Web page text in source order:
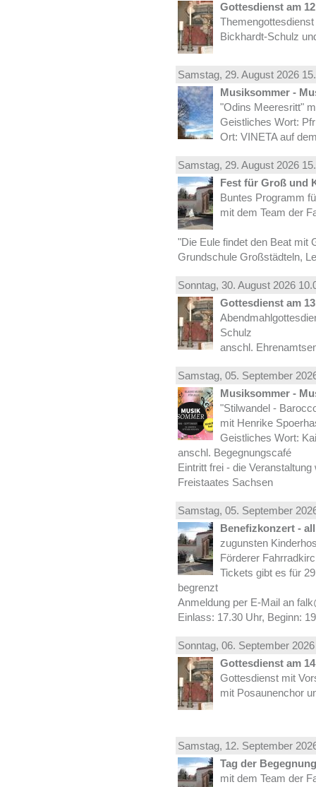
Gottesdienst am
Bickhardt-Schulz
Samstag, 29. August 2026
Musiksommer -
"Odins Meeresritt"
Geistliches Wort:
Ort: VINETA auf
Samstag, 29. August 2026
Fest für Groß und
Buntes Programm
mit dem Team der
"Die Eule findet den Beat mit
Grundschule Großstädteln,
Sonntag, 30. August 2026
Gottesdienst am
Schulz
anschl.
Samstag, 05. September
Musiksommer -
"Stilwandel -
mit Henrike
Geistliches Wort:
anschl. Begegnungscafé
Eintritt frei - die
Freistaates Sachsen
Samstag, 05. September
Benefizkonzert -
zugunsten
Förderer
Tickets gibt es für
begrenzt
Anmeldung per E-Mail an
Einlass: 17.30 Uhr, Beginn:
Sonntag, 06. September
Gottesdienst am
Gottesdienst mit
mit Posaunenchor
Samstag, 12. September
Tag der
mit dem Team der